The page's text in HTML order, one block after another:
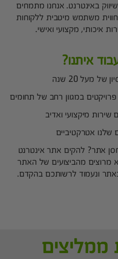
באינטרנט. אנחנו מתמחים
משתמש מיטבית ללקוחות
איכותי, מקצועי ואישי.
איתנו?
של מעל 20 שנה
שירות מיקצועי ואדיב
שלנו אטרקטיביים
אתר? להקים אתר אינטרנט
מהביצועים של האתר
ונעמוד לרשותכם בהקדם.
ממליצים